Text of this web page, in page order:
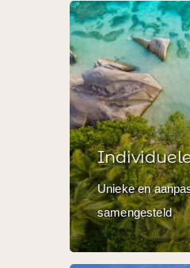
Unieke en
samengesteld